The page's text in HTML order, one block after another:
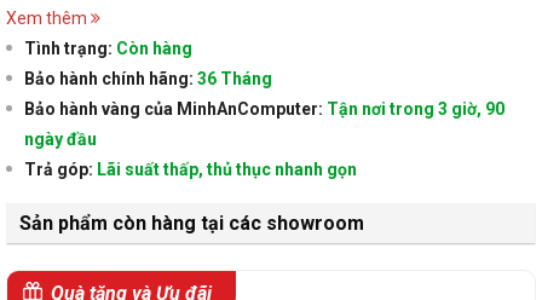
Xem thêm
Tình trạng: Còn hàng
Bảo hành chính hãng: 36 Tháng
Bảo hành vàng của MinhAnComputer: Tận nơi trong 3 giờ, 90
ngày đầu
Trả góp: Lãi suất thấp, thủ thục nhanh gọn
Sản phẩm còn hàng tại các showroom
Quà tặng và Ưu đãi